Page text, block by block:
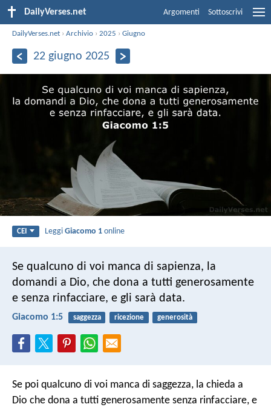
DailyVerses.net Argomenti Sottoscrivi
DailyVerses.net ›Archivio ›2025 ›Giugno
22 giugno 2025
CEI LeggiGiacomo 1 online
Se qualcuno di voi manca di sapienza, la
domandi a Dio, che dona a tutti generosamente
e senza rinfacciare, e gli sarà data.
Giacomo 1:5 saggezza ricezione generosità
Se poi qualcuno di voi manca di saggezza, la chieda a
Dio che dona a tutti generosamente senza rinfacciare, e